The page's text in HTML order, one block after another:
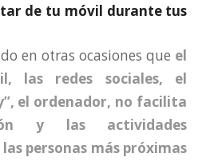
de tu móvil durante tus
en otras ocasiones que el
las redes sociales, el
el ordenador, no facilita
y las actividades
personas más próximas